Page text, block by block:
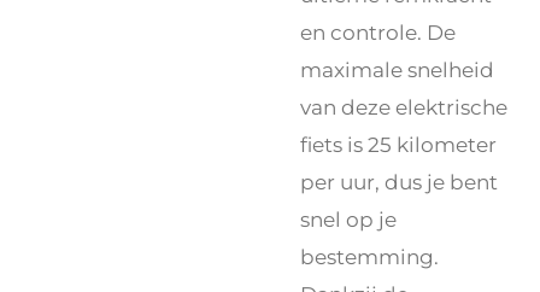
en controle. De
maximale snelheid
van deze elektrische
fiets is 25 kilometer
per uur, dus je bent
snel op je
bestemming.